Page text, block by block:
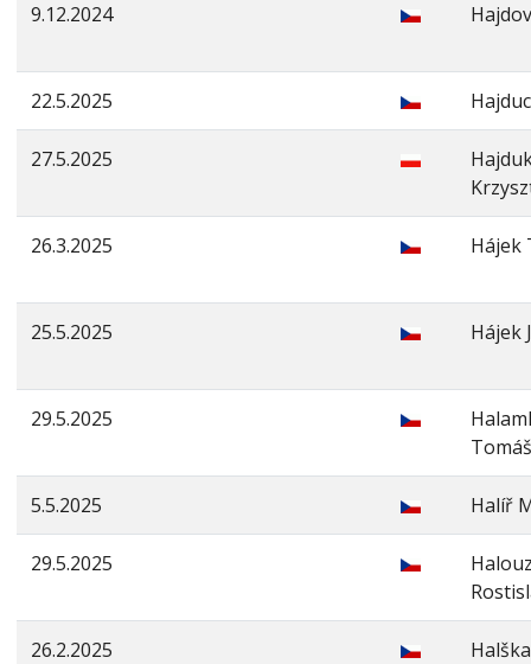
9.12.2024
22.5.2025
27.5.2025
26.3.2025 Hájek
25.5.2025 Hájek
29.5.2025
Tomáš
5.5.2025 Halíř
29.5.2025
26.2.2025